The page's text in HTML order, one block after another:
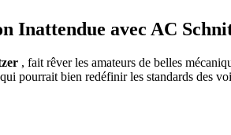
Inattendue avec AC
, fait rêver les amateurs de belles
pourrait bien redéfinir les standards des